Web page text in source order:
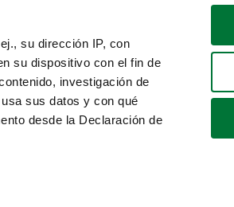
su dirección IP, con
su dispositivo con el fin de
investigación de
sus datos y con qué
desde la Declaración de